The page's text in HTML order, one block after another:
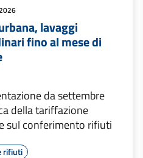
lavaggi
fino al mese di
da settembre
della tariffazione
sul conferimento rifiuti
rifiuti